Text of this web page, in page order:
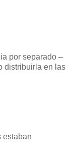
por separado –
distribuirla en las
estaban